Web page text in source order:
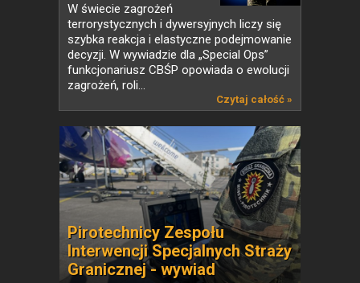
W świecie zagrożeń
terrorystycznych i dywersyjnych liczy się
szybka reakcja i elastyczne podejmowanie
decyzji. W wywiadzie dla „Special Ops”
funkcjonariusz CBŚP opowiada o ewolucji
zagrożeń, roli...
Czytaj całość »
Pirotechnicy Zespołu
Interwencji Specjalnych Straży
Granicznej - wywiad